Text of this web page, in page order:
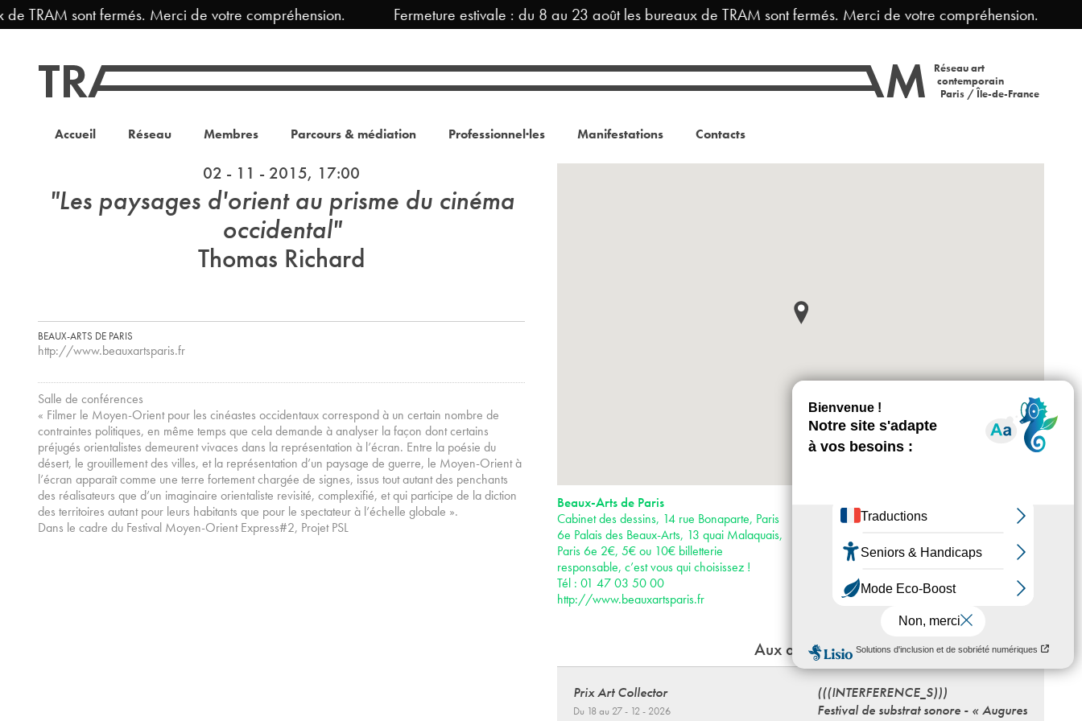
TRAM sont fermés. Merci de votre compréhension. Fermeture estivale : du 8 au 23 août les bureaux de TRAM sont fermés. Merci de votre compréhension.
Réseau art
contemporain
Paris / Île-de-France
Accueil Réseau Membres Parcours & médiation Professionnel·les Manifestations Contacts
02 - 11 - 2015, 17:00
"Les paysages d'orient au prisme du cinéma
occidental"
Thomas Richard
BEAUX-ARTS DE PARIS
http://www.beauxartsparis.fr
Salle de conférences
« Filmer le Moyen-Orient pour les cinéastes occidentaux correspond à un certain nombre de
contraintes politiques, en même temps que cela demande à analyser la façon dont certains
préjugés orientalistes demeurent vivaces dans la représentation à l’écran. Entre la poésie du
désert, le grouillement des villes, et la représentation d’un paysage de guerre, le Moyen-Orient à
l’écran apparaît comme une terre fortement chargée de signes, issus tout autant des penchants
des réalisateurs que d’un imaginaire orientaliste revisité, complexifié, et qui participe de la diction
des territoires autant pour leurs habitants que pour le spectateur à l’échelle globale ».
Dans le cadre du Festival Moyen-Orient Express#2, Projet PSL
Beaux-Arts de Paris
Cabinet des dessins, 14 rue Bonaparte, Paris
6e Palais des Beaux-Arts, 13 quai Malaquais,
Paris 6e 2€, 5€ ou 10€ billetterie
responsable, c’est vous qui choisissez !
Tél : 01 47 03 50 00
http://www.beauxartsparis.fr
19h, nocturne le jeudi jusqu’à 21h au Palais
Accès :
· Métro 4
· Bus 24, 27, 39, 63, 70, 86, 87, 95, 96
Aux alentours
Prix Art Collector
Du 18 au 27 - 12 - 2026
(((INTERFERENCE_S)))
Festival de substrat sonore - « Augures